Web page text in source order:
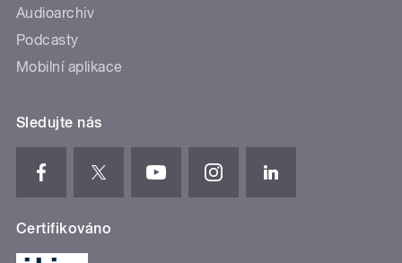
Audioarchiv
Podcasty
Mobilní aplikace
Sledujte nás
Certifikováno